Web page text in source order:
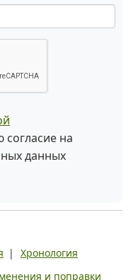
согласие на
данных
|
Хронология
и поправки